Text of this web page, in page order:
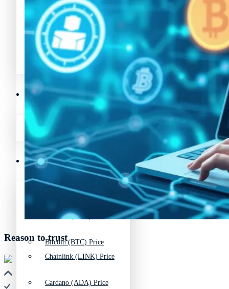
Avalanche News (AVAX)
Polygon News (MATIC)
Crypto Prices
Binance Coin (BNB) Price
Bitcoin (BTC) Price
Cardano (ADA) Price
Chainlink (LINK) Price
Litecoin News (LTC)
Avalanche News (AVAX)
Polygon News (MATIC)
Crypto Prices
Binance Coin (BNB) Price
Bitcoin (BTC) Price
Cardano (ADA) Price
Reason to trust